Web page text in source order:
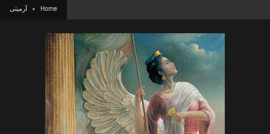
Home آرمیتی